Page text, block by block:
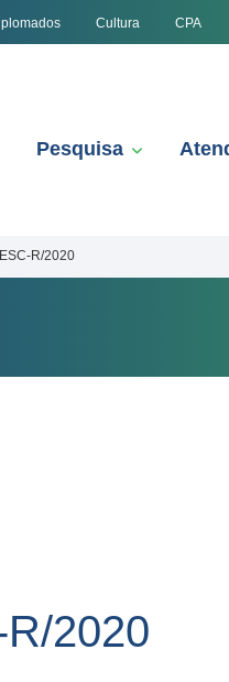
Cultura CPA
Pesquisa
R/2020
2020